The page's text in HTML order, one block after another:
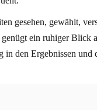
gesehen, gewählt,
ein ruhiger Blick
in den Ergebnissen und